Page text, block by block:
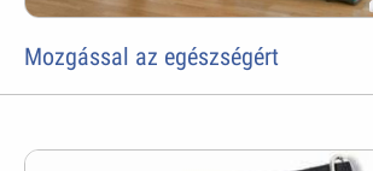
Mozgással az egészségért